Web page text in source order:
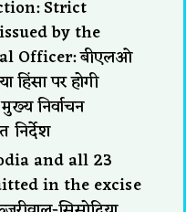
Strict
by the
Officer: बीएलओ
हिंसा पर होगी
निर्वाचन
निर्देश
and all 23
in the excise